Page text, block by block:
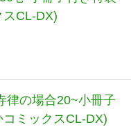
CL-DX)
律の場合20~小冊子
ミックスCL-DX)